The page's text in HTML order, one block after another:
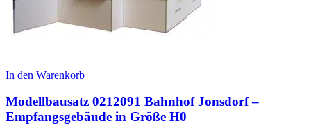
In den Warenkorb
Modellbausatz 0212091 Bahnhof Jonsdorf –
Empfangsgebäude in Größe H0